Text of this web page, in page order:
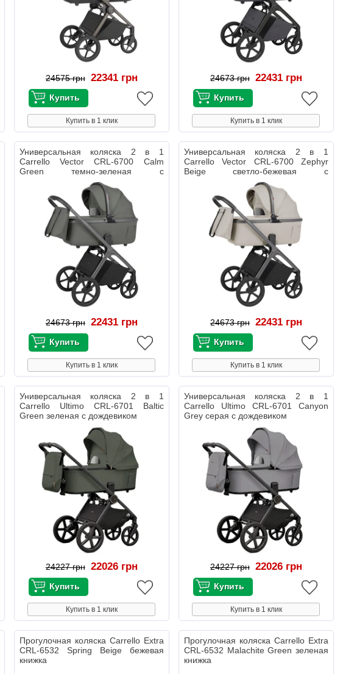
24575 грн 22341 грн
Купить в 1 клик
24673 грн 22431 грн
Купить в 1 клик
Универсальная коляска 2 в 1
Carrello Vector CRL-6700 Calm
Green темно-зеленая с
24673 грн 22431 грн
Купить в 1 клик
Универсальная коляска 2 в 1
Carrello Vector CRL-6700 Zephyr
Beige светло-бежевая с
24673 грн 22431 грн
Купить в 1 клик
Универсальная коляска 2 в 1
Carrello Ultimo CRL-6701 Baltic
Green зеленая с дождевиком
24227 грн 22026 грн
Купить в 1 клик
Универсальная коляска 2 в 1
Carrello Ultimo CRL-6701 Canyon
Grey серая с дождевиком
24227 грн 22026 грн
Купить в 1 клик
Прогулочная коляска Carrello Extra
CRL-6532 Spring Beige бежевая
книжка
Прогулочная коляска Carrello Extra
CRL-6532 Malachite Green зеленая
книжка